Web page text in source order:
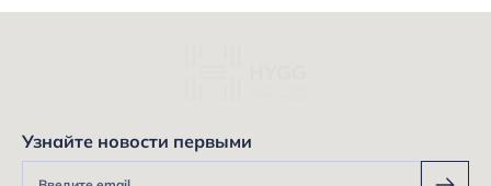
Узнайте новости первыми